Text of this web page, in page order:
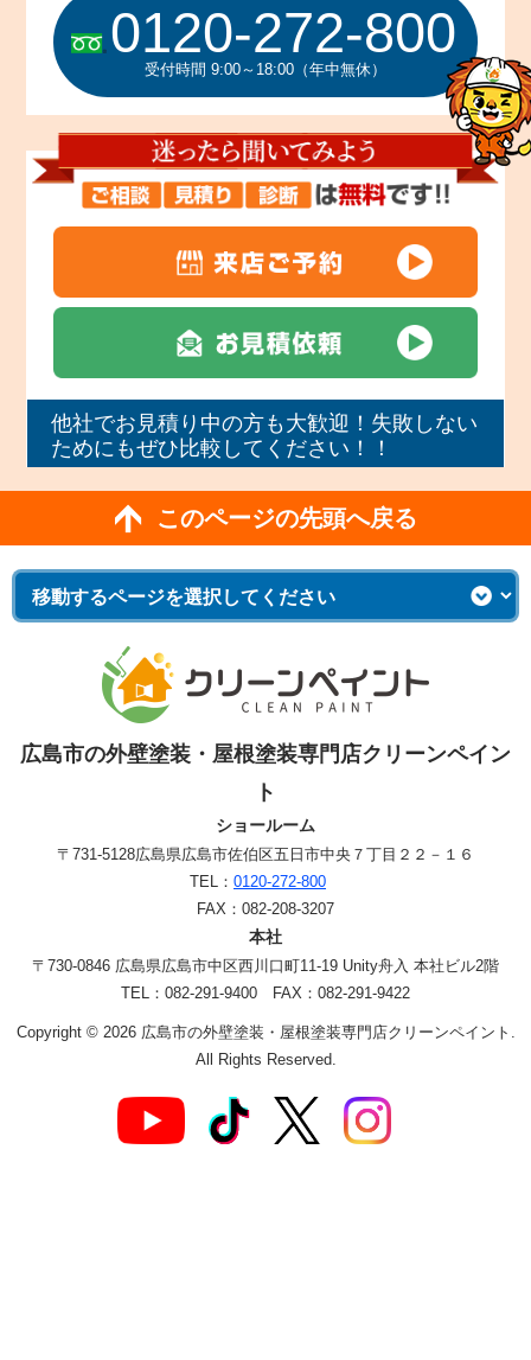
0120-272-800
受付時間 9:00～18:00（年中無休）
他社でお見積り中の方も大歓迎！失敗しない
ためにもぜひ比較してください！！
このページの先頭へ戻る
広島市の外壁塗装・屋根塗装専門店クリーンペイン
ト
ショールーム
〒731-5128広島県広島市佐伯区五日市中央７丁目２２－１６
TEL： 0120-272-800
FAX：082-208-3207
本社
〒730-0846 広島県広島市中区西川口町11-19 Unity舟入 本社ビル2階
TEL：082-291-9400 FAX：082-291-9422
Copyright © 2026 広島市の外壁塗装・屋根塗装専門店クリーンペイント.
All Rights Reserved.